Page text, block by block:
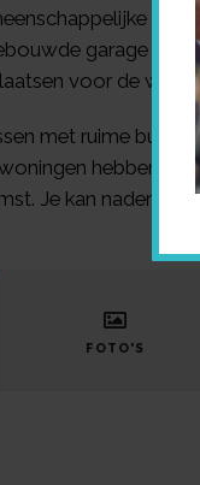
hal.
garage
voor de
met ruime
hebben
Je kan
FOTO'S